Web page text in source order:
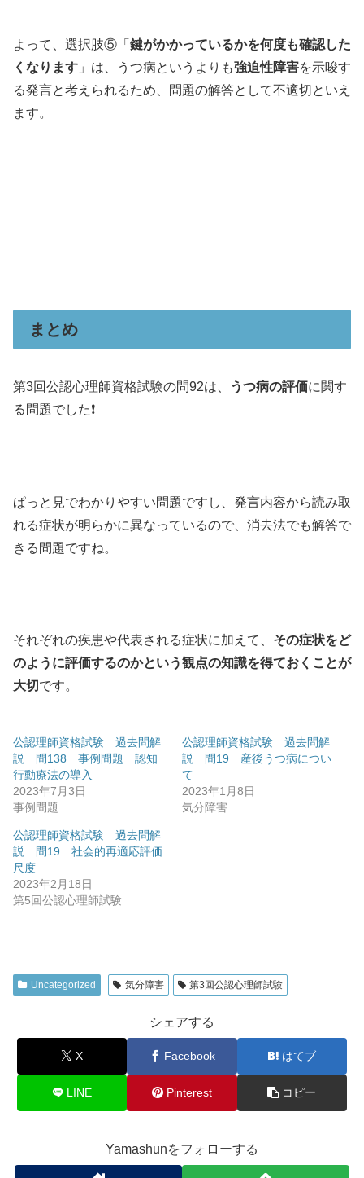
よって、選択肢⑤「 鍵がかかっているかを何度も確認した
くなります 」は、うつ病というよりも強迫性障害を示唆す
る発言と考えられるため、問題の解答として不適切といえ
ます。
まとめ
第3回公認心理師資格試験の問92は、 うつ病の評価に関す
る問題でした❗️
ぱっと見でわかりやすい問題ですし、発言内容から読み取
れる症状が明らかに異なっているので、消去法でも解答で
きる問題ですね。
それぞれの疾患や代表される症状に加えて、 その症状をど
のように評価するのかという観点の知識を得ておくことが
大切 です。
公認理師資格試験 過去問解
説 問138 事例問題 認知
行動療法の導入
2023年7月3日
事例問題
公認理師資格試験 過去問解
説 問19 産後うつ病につい
て
2023年1月8日
気分障害
公認理師資格試験 過去問解
説 問19 社会的再適応評価
尺度
2023年2月18日
第5回公認心理師試験
Uncategorized 気分障害 第3回公認心理師試験
シェアする
X Facebook はてブ
LINE Pinterest コピー
Yamashunをフォローする